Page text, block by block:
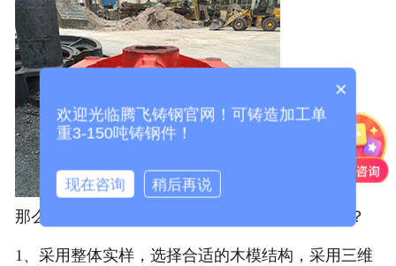
那么对铸钢件加工的生产工艺具体有哪些要求呢？
1、采用整体实样，选择合适的木模结构，采用三维
×
欢迎光临腾飞铸钢官网！可铸造加工单
重3-150吨铸钢件！
现在咨询 稍后再说